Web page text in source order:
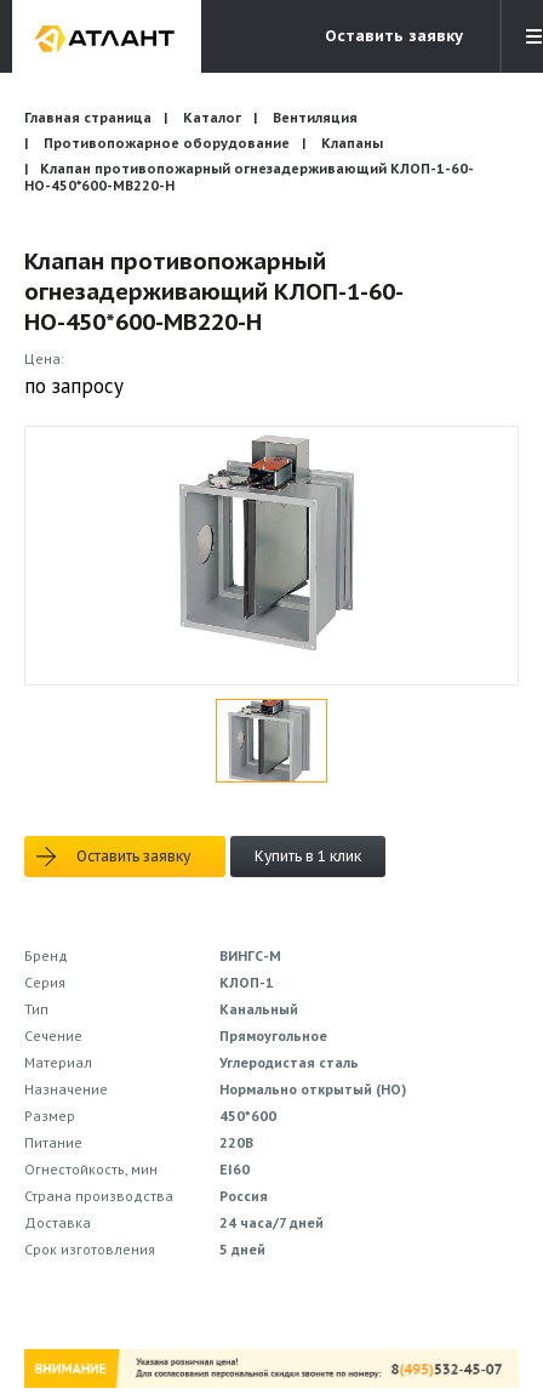
Оставить заявку
Электронная почта
info@atlantcompany.ru
Бесплатный звонок
8 (495) 532-45-07
Бренды
Каталоги
Бланки запросов
Главная страница Каталог
Вентиляция
Противопожарное оборудование
Клапаны
Клапан противопожарный огнезадерживающий КЛОП-1-60-
НО-450*600-МВ220-H
Клапан противопожарный
огнезадерживающий КЛОП-1-60-
НО-450*600-МВ220-H
Цена:
по запросу
Оставить заявку Купить в 1 клик
Бренд
ВИНГС-М
Серия
КЛОП-1
Тип
Канальный
Сечение
Прямоугольное
Материал
Углеродистая сталь
Назначение
Нормально открытый (НО)
Размер
450*600
Питание
220В
Огнестойкость, мин
EI60
Страна производства
Россия
Доставка
24 часа/7 дней
Срок изготовления
5 дней